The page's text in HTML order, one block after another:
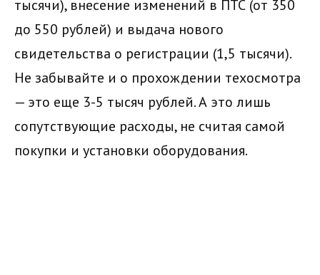
тысячи), внесение изменений в ПТС (от 350
до 550 рублей) и выдача нового
свидетельства о регистрации (1,5 тысячи).
Не забывайте и о прохождении техосмотра
— это еще 3-5 тысяч рублей. А это лишь
сопутствующие расходы, не считая самой
покупки и установки оборудования.